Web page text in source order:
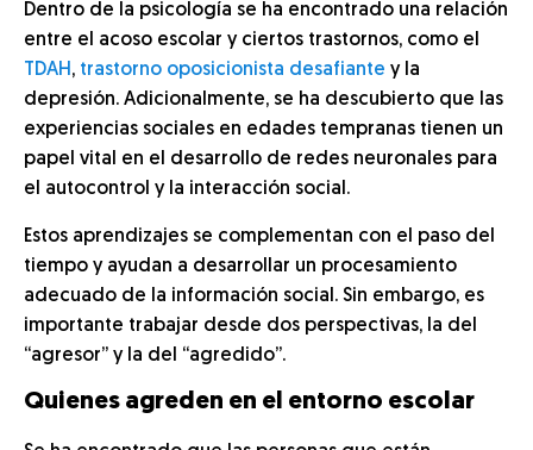
Dentro de la psicología se ha encontrado una relación
entre el acoso escolar y ciertos trastornos, como el
TDAH , trastorno oposicionista desafiante y la
depresión. Adicionalmente, se ha descubierto que las
experiencias sociales en edades tempranas tienen un
papel vital en el desarrollo de redes neuronales para
el autocontrol y la interacción social.
Estos aprendizajes se complementan con el paso del
tiempo y ayudan a desarrollar un procesamiento
adecuado de la información social. Sin embargo, es
importante trabajar desde dos perspectivas, la del
“agresor” y la del “agredido”.
Quienes agreden en el entorno escolar